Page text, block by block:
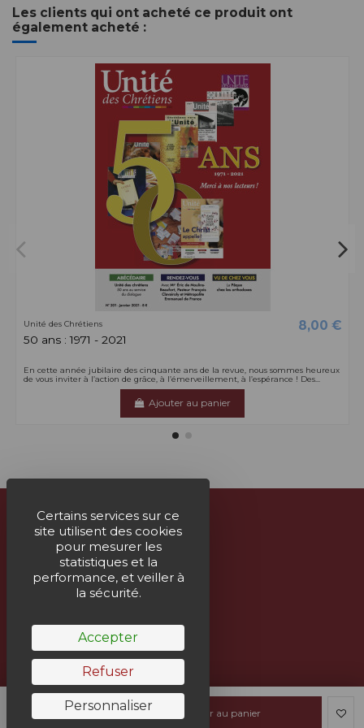
Certains services sur ce
site utilisent des cookies
pour mesurer les
statistiques et la
performance, et veiller à
la sécurité.
Accepter
Refuser
Personnaliser Ajouter au panier
Les clients qui ont acheté ce produit ont
également acheté :
Unité des Chrétiens 8,00 €
50 ans : 1971 - 2021
En cette année jubilaire des cinquante ans de la revue, nous sommes heureux
de vous inviter à l’action de grâce, à l’émerveillement, à l’espérance ! Des...
Ajouter au panier
À propos
Nous contacter
Bulletin